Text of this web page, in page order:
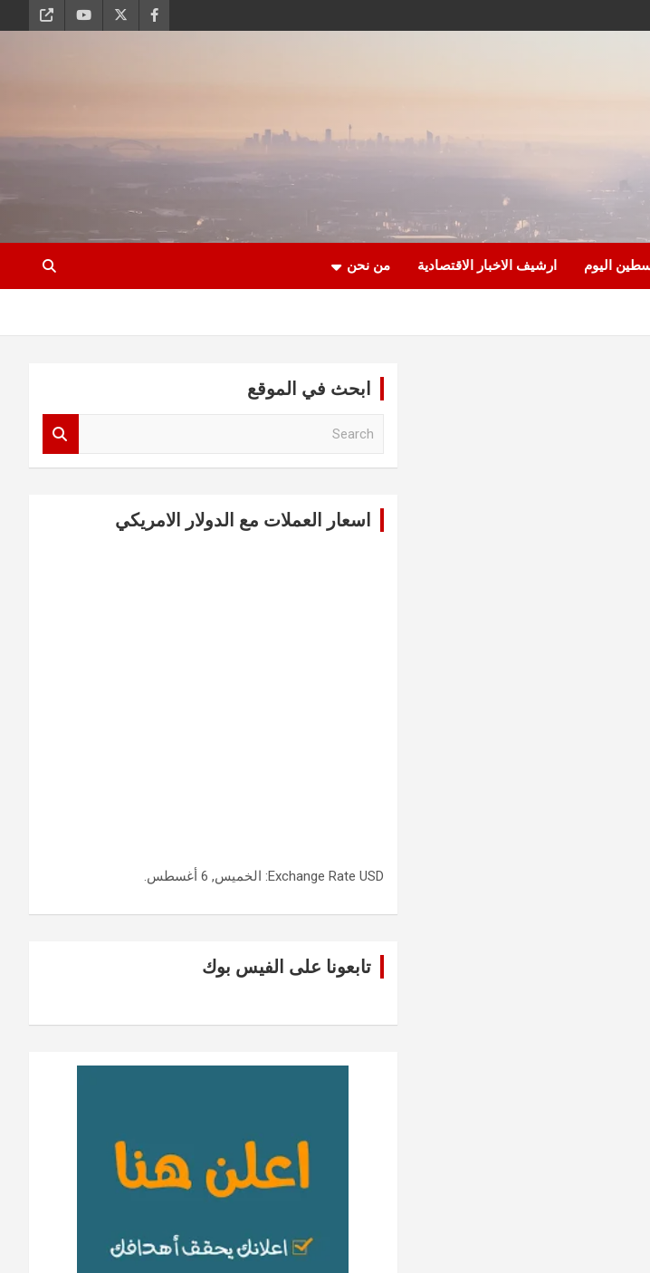
اليوم ارشيف الاخبار الاقتصادية من نحن
ابحث في الموقع
اسعار العملات مع الدولار الامريكي
Exchange Rate USD : الخميس, 6 أغسطس.
تابعونا على الفيس بوك